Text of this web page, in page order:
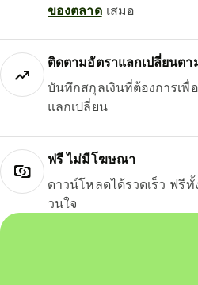
ของตลาดเสมอ
ติดตามอัตราแลกเปลี่ยนตา
บันทึกสกุลเงินที่ต้องการเพื่
แลกเปลี่ยน
ฟรี ไม่มีโฆษณา
ดาวน์โหลดได้รวดเร็ว ฟ
วนใจ